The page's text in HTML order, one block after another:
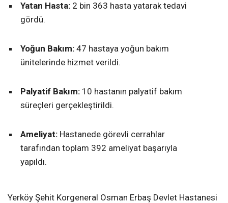
Yatan Hasta: 2 bin 363 hasta yatarak tedavi
gördü.
Yoğun Bakım: 47 hastaya yoğun bakım
ünitelerinde hizmet verildi.
Palyatif Bakım: 10 hastanın palyatif bakım
süreçleri gerçekleştirildi.
Ameliyat: Hastanede görevli cerrahlar
tarafından toplam 392 ameliyat başarıyla
yapıldı.
Yerköy Şehit Korgeneral Osman Erbaş Devlet Hastanesi